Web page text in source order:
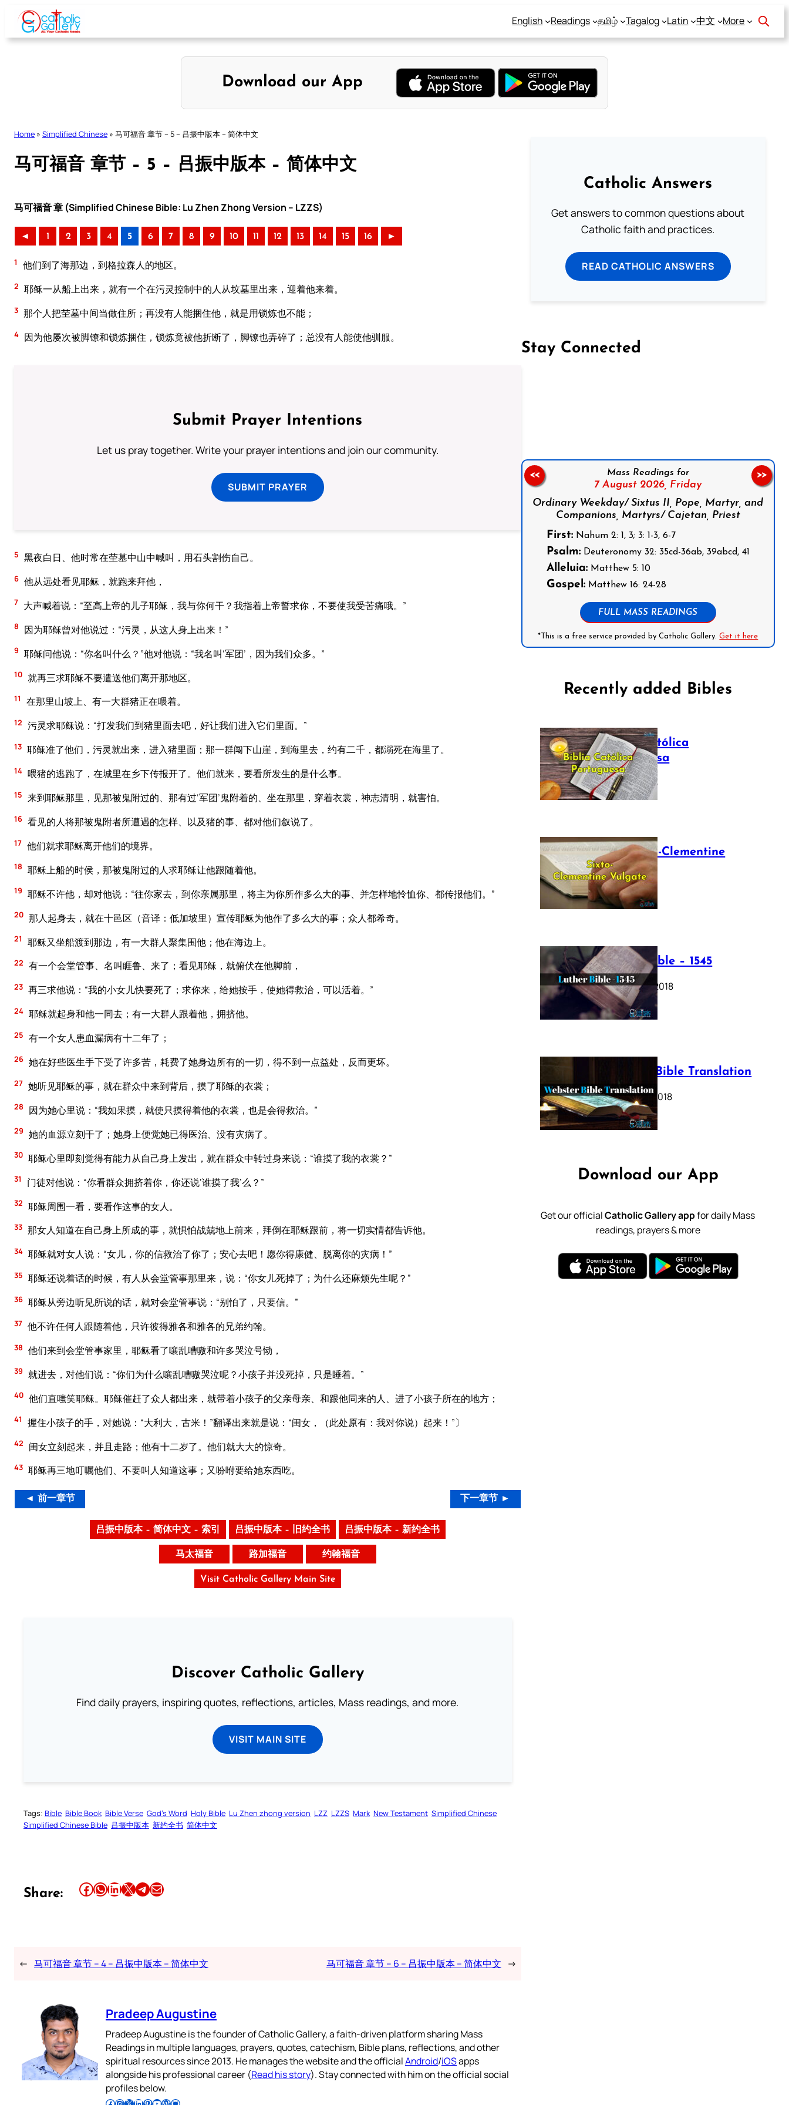
Skip
content
English Readings தமிழ் Tagalog Latin 中文 More
Download our App
Home » Simplified Chinese » 马可福音 章节 – 5 – 吕振中版本 – 简体中文
马可福音 章节 – 5 – 吕振中版本 – 简体中文
马可福音 章 (Simplified Chinese Bible: Lu Zhen Zhong Version – LZZS)
◄ 1 2 3 4 5 6 7 8 9 10 11 12 13 14 15 16 ►
1 他们到了海那边，到格拉森人的地区。
2 耶稣一从船上出来，就有一个在污灵控制中的人从坟墓里出来，迎着他来着。
3 那个人把茔墓中间当做住所；再没有人能捆住他，就是用锁炼也不能；
4 因为他屡次被脚镣和锁炼捆住，锁炼竟被他折断了，脚镣也弄碎了；总没有人能使他驯服。
Submit Prayer Intentions
Let us pray together. Write your prayer intentions and join our community.
SUBMIT PRAYER
5 黑夜白日、他时常在茔墓中山中喊叫，用石头割伤自己。
6 他从远处看见耶稣，就跑来拜他，
7 大声喊着说：“至高上帝的儿子耶稣，我与你何干？我指着上帝誓求你，不要使我受苦痛哦。”
8 因为耶稣曾对他说过：“污灵，从这人身上出来！”
9 耶稣问他说：“你名叫什么？”他对他说：“我名叫‘军团’，因为我们众多。”
10 就再三求耶稣不要遣送他们离开那地区。
11 在那里山坡上、有一大群猪正在喂着。
12 污灵求耶稣说：“打发我们到猪里面去吧，好让我们进入它们里面。”
13 耶稣准了他们，污灵就出来，进入猪里面；那一群闯下山崖，到海里去，约有二千，都溺死在海里了。
14 喂猪的逃跑了，在城里在乡下传报开了。他们就来，要看所发生的是什么事。
15 来到耶稣那里，见那被鬼附过的、那有过‘军团’鬼附着的、坐在那里，穿着衣裳，神志清明，就害怕。
16 看见的人将那被鬼附者所遭遇的怎样、以及猪的事、都对他们叙说了。
17 他们就求耶稣离开他们的境界。
18 耶稣上船的时侯，那被鬼附过的人求耶稣让他跟随着他。
19 耶稣不许他，却对他说：“往你家去，到你亲属那里，将主为你所作多么大的事、并怎样地怜恤你、都传报他们。”
20 那人起身去，就在十邑区（音译：低加坡里）宣传耶稣为他作了多么大的事；众人都希奇。
21 耶稣又坐船渡到那边，有一大群人聚集围他；他在海边上。
22 有一个会堂管事、名叫睚鲁、来了；看见耶稣，就俯伏在他脚前，
23 再三求他说：“我的小女儿快要死了；求你来，给她按手，使她得救治，可以活着。”
24 耶稣就起身和他一同去；有一大群人跟着他，拥挤他。
25 有一个女人患血漏病有十二年了；
26 她在好些医生手下受了许多苦，耗费了她身边所有的一切，得不到一点益处，反而更坏。
27 她听见耶稣的事，就在群众中来到背后，摸了耶稣的衣裳；
28 因为她心里说：“我如果摸，就使只摸得着他的衣裳，也是会得救治。”
29 她的血源立刻干了；她身上便觉她已得医治、没有灾病了。
30 耶稣心里即刻觉得有能力从自己身上发出，就在群众中转过身来说：“谁摸了我的衣裳？”
31 门徒对他说：“你看群众拥挤着你，你还说‘谁摸了我’么？”
32 耶稣周围一看，要看作这事的女人。
33 那女人知道在自己身上所成的事，就惧怕战兢地上前来，拜倒在耶稣跟前，将一切实情都告诉他。
34 耶稣就对女人说：“女儿，你的信救治了你了；安心去吧！愿你得康健、脱离你的灾病！”
35 耶稣还说着话的时候，有人从会堂管事那里来，说：“你女儿死掉了；为什么还麻烦先生呢？”
36 耶稣从旁边听见所说的话，就对会堂管事说：“别怕了，只要信。”
37 他不许任何人跟随着他，只许彼得雅各和雅各的兄弟约翰。
38 他们来到会堂管事家里，耶稣看了嚷乱嘈嗷和许多哭泣号恸，
39 就进去，对他们说：“你们为什么嚷乱嘈嗷哭泣呢？小孩子并没死掉，只是睡着。”
40 他们直嗤笑耶稣。耶稣催赶了众人都出来，就带着小孩子的父亲母亲、和跟他同来的人、进了小孩子所在的地方；
41 握住小孩子的手，对她说：“大利大，古米！”翻译出来就是说：“闺女，（此处原有：我对你说）起来！”〕
42 闺女立刻起来，并且走路；他有十二岁了。他们就大大的惊奇。
43 耶稣再三地叮嘱他们、不要叫人知道这事；又吩咐要给她东西吃。
◄ 前一章节 下一章节 ►
吕振中版本 – 简体中文 – 索引 吕振中版本 – 旧约全书 吕振中版本 – 新约全书
马太福音 路加福音 约翰福音
Visit Catholic Gallery Main Site
Discover Catholic Gallery
Find daily prayers, inspiring quotes, reflections, articles, Mass readings, and more.
VISIT MAIN SITE
Tags: Bible Bible Book Bible Verse God’s Word Holy Bible Lu Zhen zhong version LZZ LZZS Mark New Testament Simplified Chinese
Simplified Chinese Bible 吕振中版本 新约全书 简体中文
Share: Share this article on Facebook Share this article on WhatsApp Share this article on LinkedIn Share this article on X Share this article on TelegramEmail this Article
← 马可福音 章节 – 4 – 吕振中版本 – 简体中文 马可福音 章节 – 6 – 吕振中版本 – 简体中文 →
Pradeep Augustine
Pradeep Augustine is the founder of Catholic Gallery, a faith-driven platform sharing Mass
Readings in multiple languages, prayers, quotes, catechism, Bible plans, reflections, and other
spiritual resources since 2013. He manages the website and the officialAndroid/iOSapps
alongside his professional career (Read his story). Stay connected with him on the official social
profiles below.
Catholic Answers
Get answers to common questions about
Catholic faith and practices.
READ CATHOLIC ANSWERS
Stay Connected
Mass Readings for
7 August 2026, Friday
Ordinary Weekday/ Sixtus II, Pope, Martyr, and
Companions, Martyrs/ Cajetan, Priest
First:Nahum 2: 1, 3; 3: 1-3, 6-7
Psalm:Deuteronomy 32: 35cd-36ab, 39abcd, 41
Alleluia:Matthew 5: 10
Gospel:Matthew 16: 24-28
FULL MASS READINGS
*This is a free service provided by Catholic Gallery.Get it here
<< >>
Recently added Bibles
Bíblia Católica
Portuguesa
July 16, 2025
The Sixto-Clementine
Vulgate
July 12, 2025
Luther Bible – 1545
October 17, 2018
Webster Bible Translation
October 11, 2018
Download our App
Get our officialCatholic Gallery appfor daily Mass
readings, prayers & more